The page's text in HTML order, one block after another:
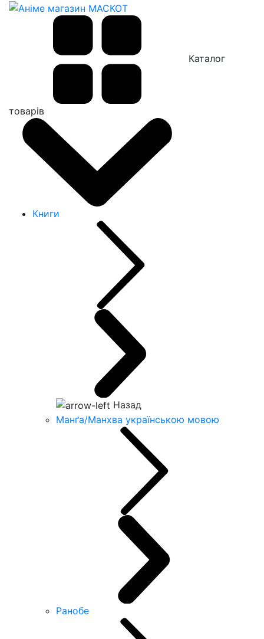
Каталог
товарів
Книги
Назад
Манґа/Манхва українською мовою
Ранобе